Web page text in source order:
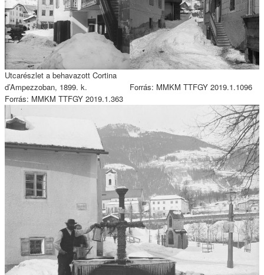
Utcarészlet a behavazott Cortina
d’Ampezzoban, 1899. k.
Forrás: MMKM TTFGY 2019.1.363
Forrás: MMKM TTFGY 2019.1.1096